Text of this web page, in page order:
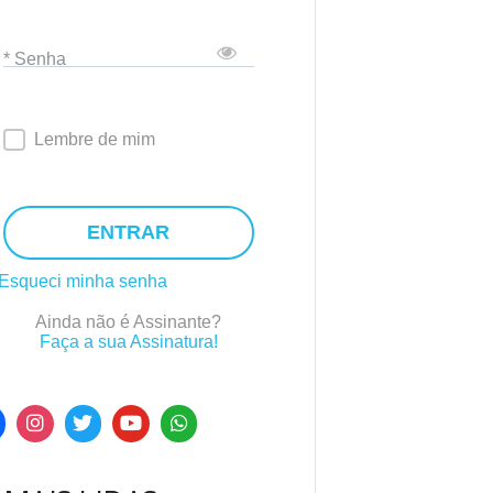
* Senha
Lembre de mim
ENTRAR
Esqueci minha senha
Ainda não é Assinante?
Faça a sua Assinatura!